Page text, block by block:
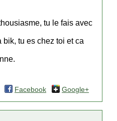
tu le fais avec
tu es chez toi et ca
Facebook Google+